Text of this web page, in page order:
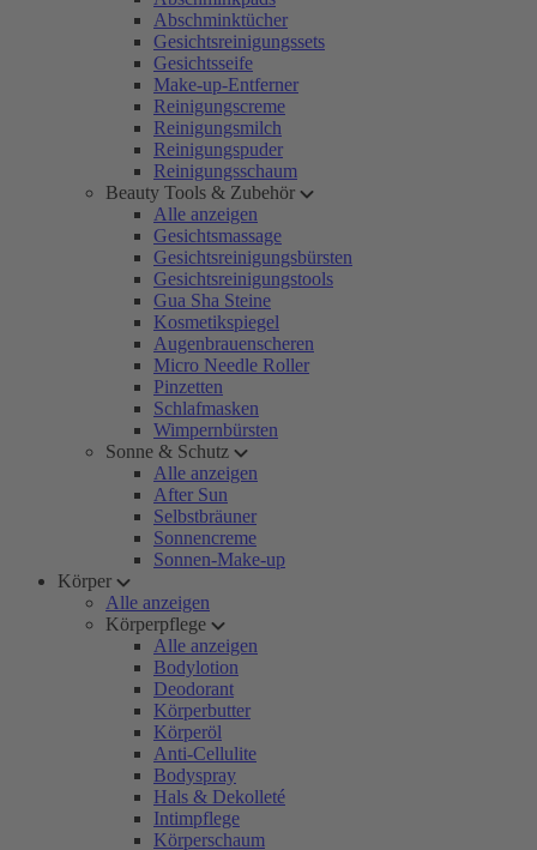
Abschminktücher
Gesichtsreinigungssets
Gesichtsseife
Make-up-Entferner
Reinigungscreme
Reinigungsmilch
Reinigungspuder
Reinigungsschaum
Beauty Tools & Zubehör
Alle anzeigen
Gesichtsmassage
Gesichtsreinigungsbürsten
Gesichtsreinigungstools
Gua Sha Steine
Kosmetikspiegel
Augenbrauenscheren
Micro Needle Roller
Pinzetten
Schlafmasken
Wimpernbürsten
Sonne & Schutz
Alle anzeigen
After Sun
Selbstbräuner
Sonnencreme
Sonnen-Make-up
Körper
Alle anzeigen
Körperpflege
Alle anzeigen
Bodylotion
Deodorant
Körperbutter
Körperöl
Anti-Cellulite
Bodyspray
Hals & Dekolleté
Intimpflege
Körperschaum